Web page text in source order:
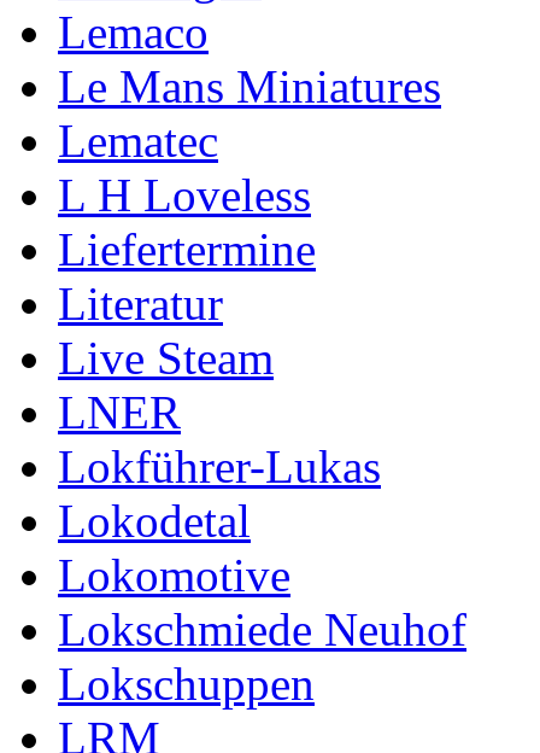
Lemaco
Le Mans Miniatures
Lematec
L H Loveless
Liefertermine
Literatur
Live Steam
LNER
Lokführer-Lukas
Lokodetal
Lokomotive
Lokschmiede Neuhof
Lokschuppen
LRM